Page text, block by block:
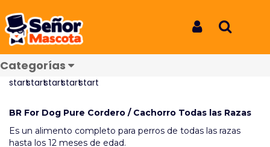
Categorías
BR Cachorro Cordero 1Kg
BR For Dog Pure Cordero / Cachorro Todas las Razas
Es un alimento completo para perros de todas las razas
hasta los 12 meses de edad.